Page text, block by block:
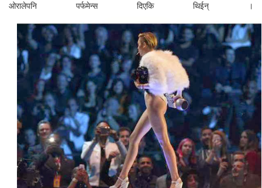
ओरालेपनि पर्फमेन्स दिएकि थिईन् ।